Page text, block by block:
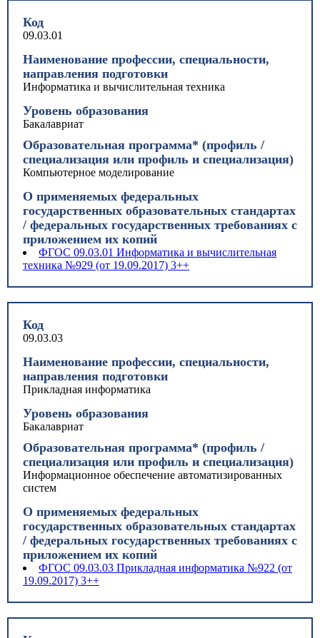
Код
09.03.01
Наименование профессии, специальности,
направления подготовки
Информатика и вычислительная техника
Уровень образования
Бакалавриат
Образовательная программа* (профиль /
специализация или профиль и специализация)
Компьютерное моделирование
О применяемых федеральных
государственных образовательных стандартах
/ федеральных государственных требованиях с
приложением их копий
ФГОС 09.03.01 Информатика и вычислительная
техника №929 (от 19.09.2017) 3++
Код
09.03.03
Наименование профессии, специальности,
направления подготовки
Прикладная информатика
Уровень образования
Бакалавриат
Образовательная программа* (профиль /
специализация или профиль и специализация)
Информационное обеспечение автоматизированных
систем
О применяемых федеральных
государственных образовательных стандартах
/ федеральных государственных требованиях с
приложением их копий
ФГОС 09.03.03 Прикладная информатика №922 (от
19.09.2017) 3++